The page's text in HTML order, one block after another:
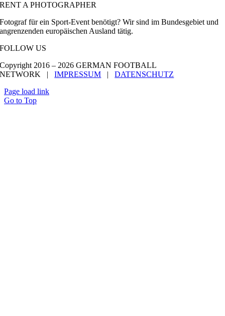
RENT A PHOTOGRAPHER
Fotograf für ein Sport-Event benötigt? Wir sind im Bundesgebiet und
angrenzenden europäischen Ausland tätig.
FOLLOW US
Copyright 2016 – 2026 GERMAN FOOTBALL
NETWORK |IMPRESSUM |DATENSCHUTZ
Page load link
Go to Top